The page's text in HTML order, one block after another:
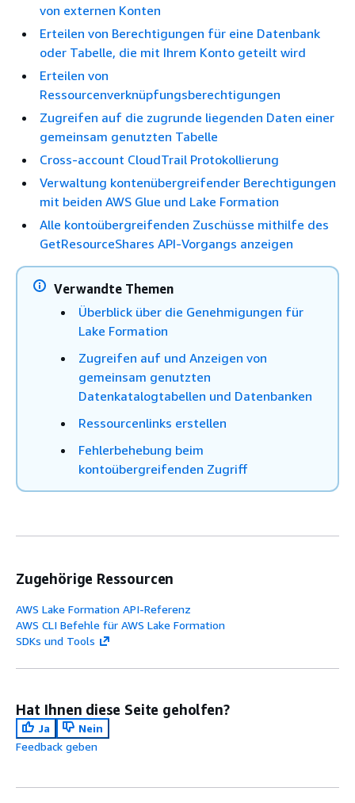
von externen Konten
Erteilen von Berechtigungen für eine Datenbank
oder Tabelle, die mit Ihrem Konto geteilt wird
Erteilen von
Ressourcenverknüpfungsberechtigungen
Zugreifen auf die zugrunde liegenden Daten einer
gemeinsam genutzten Tabelle
Cross-account CloudTrail Protokollierung
Verwaltung kontenübergreifender Berechtigungen
mit beiden AWS Glue und Lake Formation
Alle kontoübergreifenden Zuschüsse mithilfe des
GetResourceShares API-Vorgangs anzeigen
Verwandte Themen
Überblick über die Genehmigungen für
Lake Formation
Zugreifen auf und Anzeigen von
gemeinsam genutzten
Datenkatalogtabellen und Datenbanken
Ressourcenlinks erstellen
Fehlerbehebung beim
kontoübergreifenden Zugriff
Zugehörige Ressourcen
AWS Lake Formation API-Referenz
AWS CLI Befehle für AWS Lake Formation
SDKs und Tools
Hat Ihnen diese Seite geholfen?
Ja
Nein
Feedback geben